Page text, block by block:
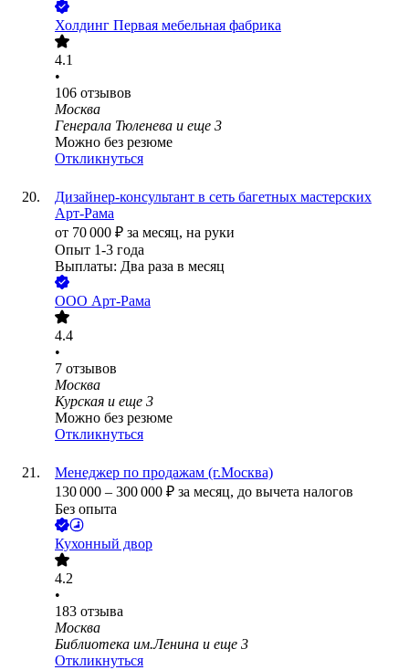
Холдинг Первая мебельная фабрика
4.1
•
106 отзывов
Москва
Генерала Тюленева и еще 3
Можно без резюме
Откликнуться
Дизайнер-консультант в сеть багетных мастерских
Арт-Рама
от 70 000 ₽ за месяц, на руки
Опыт 1-3 года
Выплаты: Два раза в месяц
ООО Арт-Рама
4.4
•
7 отзывов
Москва
Курская и еще 3
Можно без резюме
Откликнуться
Менеджер по продажам (г.Москва)
130 000 – 300 000 ₽ за месяц, до вычета налогов
Без опыта
Кухонный двор
4.2
•
183 отзыва
Москва
Библиотека им.Ленина и еще 3
Откликнуться